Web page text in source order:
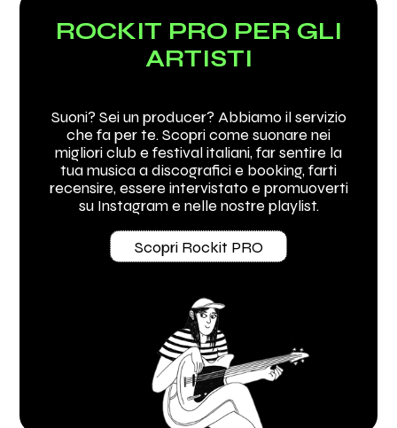
ROCKIT PRO PER GLI
ARTISTI
Suoni? Sei un producer? Abbiamo il servizio
che fa per te. Scopri come suonare nei
migliori club e festival italiani, far sentire la
tua musica a discografici e booking, farti
recensire, essere intervistato e promuoverti
su Instagram e nelle nostre playlist.
Scopri Rockit PRO